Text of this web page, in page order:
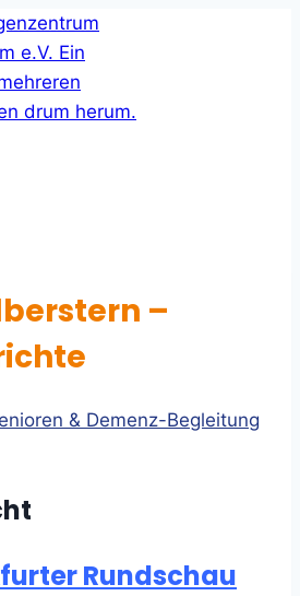
–
& Demenz-Begleitung
Rundschau